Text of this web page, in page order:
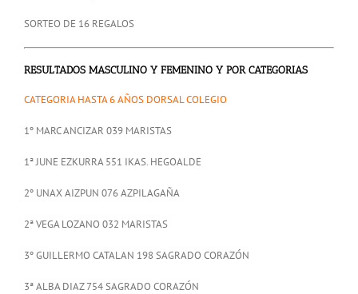
SORTEO DE 16 REGALOS
RESULTADOS MASCULINO Y FEMENINO Y POR CATEGORIAS
CATEGORIA HASTA 6 AÑOS DORSAL COLEGIO
1º MARC ANCIZAR 039 MARISTAS
1ª JUNE EZKURRA 551 IKAS. HEGOALDE
2º UNAX AIZPUN 076 AZPILAGAÑA
2ª VEGA LOZANO 032 MARISTAS
3º GUILLERMO CATALAN 198 SAGRADO CORAZÓN
3ª ALBA DIAZ 754 SAGRADO CORAZÓN